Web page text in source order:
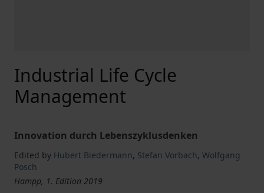
Industrial Life Cycle
Management
Innovation durch Lebenszyklusdenken
Edited by Hubert Biedermann, Stefan Vorbach, Wolfgang
Posch
Hampp, 1. Edition 2019